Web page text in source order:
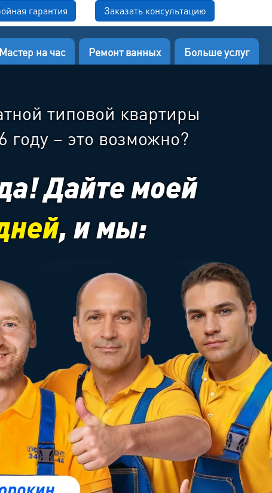
гарантия Заказать консультацию
Мастер на час Ремонт ванных Больше услуг
типовой квартиры
году – это возможно?
Дайте моей
, и мы: